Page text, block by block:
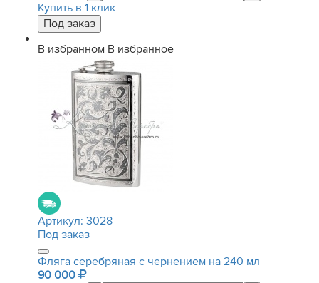
Купить в 1 клик
В избранном В избранное
Артикул: 3028
Под заказ
Фляга серебряная с чернением на 240 мл
90 000